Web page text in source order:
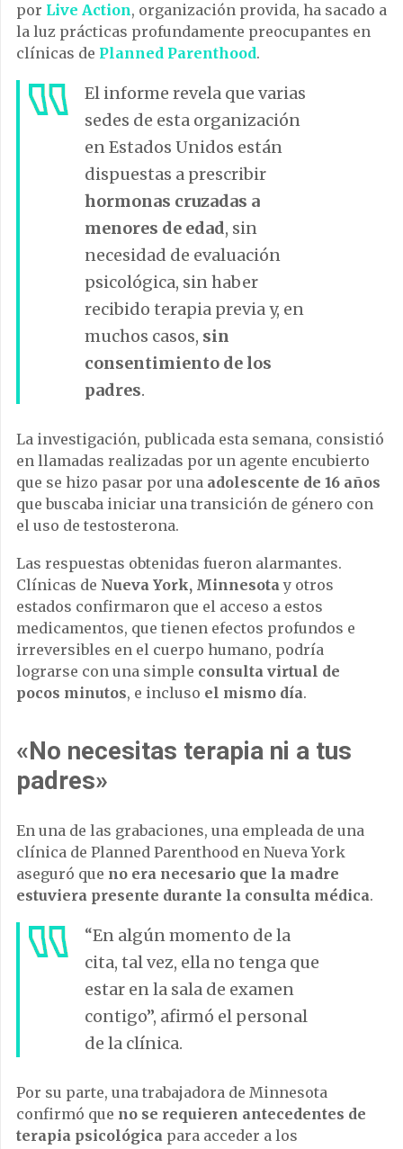
por Live Action, organización provida, ha sacado a
la luz prácticas profundamente preocupantes en
clínicas de Planned Parenthood.
El informe revela que varias
sedes de esta organización
en Estados Unidos están
dispuestas a prescribir
hormonas cruzadas a
menores de edad, sin
necesidad de evaluación
psicológica, sin haber
recibido terapia previa y, en
muchos casos, sin
consentimiento de los
padres.
La investigación, publicada esta semana, consistió
en llamadas realizadas por un agente encubierto
que se hizo pasar por una adolescente de 16 años
que buscaba iniciar una transición de género con
el uso de testosterona.
Las respuestas obtenidas fueron alarmantes.
Clínicas de Nueva York, Minnesotay otros
estados confirmaron que el acceso a estos
medicamentos, que tienen efectos profundos e
irreversibles en el cuerpo humano, podría
lograrse con una simple consulta virtual de
pocos minutos, e incluso el mismo día.
«No necesitas terapia ni a tus
padres»
En una de las grabaciones, una empleada de una
clínica de Planned Parenthood en Nueva York
aseguró que no era necesario que la madre
estuviera presente durante la consulta médica.
“En algún momento de la
cita, tal vez, ella no tenga que
estar en la sala de examen
contigo”, afirmó el personal
de la clínica.
Por su parte, una trabajadora de Minnesota
confirmó que no se requieren antecedentes de
terapia psicológica para acceder a los